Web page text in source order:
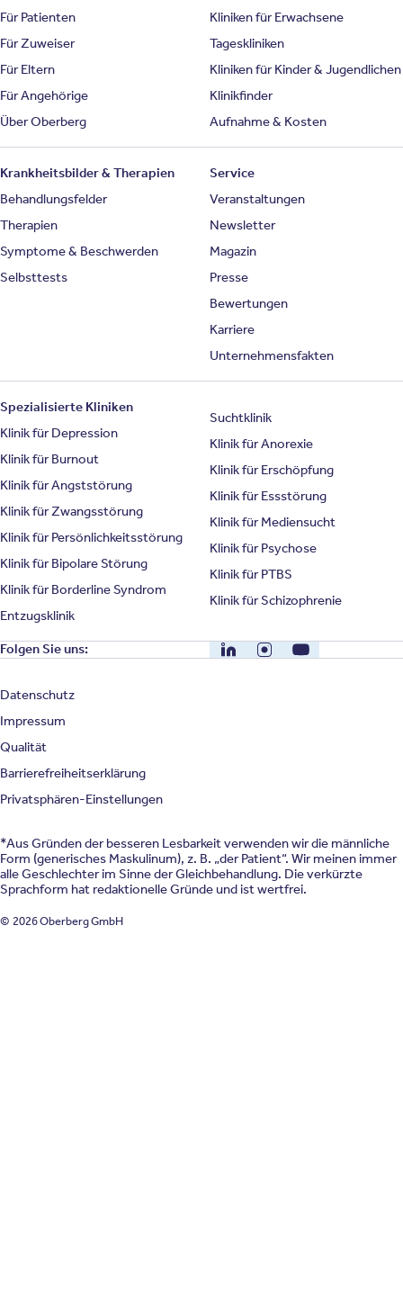
Für Patienten
Für Zuweiser
Für Eltern
Für Angehörige
Über Oberberg
Kliniken für Erwachsene
Tageskliniken
Kliniken für Kinder & Jugendlichen
Klinikfinder
Aufnahme & Kosten
Krankheitsbilder & Therapien
Behandlungsfelder
Therapien
Symptome & Beschwerden
Selbsttests
Service
Veranstaltungen
Newsletter
Magazin
Presse
Bewertungen
Karriere
Unternehmensfakten
Spezialisierte Kliniken
Klinik für Depression
Klinik für Burnout
Klinik für Angststörung
Klinik für Zwangsstörung
Klinik für Persönlichkeitsstörung
Klinik für Bipolare Störung
Klinik für Borderline Syndrom
Entzugsklinik
Suchtklinik
Klinik für Anorexie
Klinik für Erschöpfung
Klinik für Essstörung
Klinik für Mediensucht
Klinik für Psychose
Klinik für PTBS
Klinik für Schizophrenie
Folgen Sie uns: LinkedInInstagramYouTube
Datenschutz
Impressum
Qualität
Barrierefreiheitserklärung
Privatsphären-Einstellungen
*Aus Gründen der besseren Lesbarkeit verwenden wir die männliche
Form (generisches Maskulinum), z. B. „der Patient“. Wir meinen immer
alle Geschlechter im Sinne der Gleichbehandlung. Die verkürzte
Sprachform hat redaktionelle Gründe und ist wertfrei.
© 2026 Oberberg GmbH